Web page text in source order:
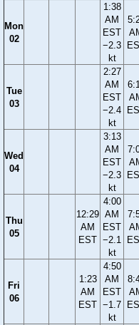
Mon
02
1:38
AM
EST
−2.3
kt
Tue
03
2:27
AM
EST
−2.4
kt
Wed
04
3:13
AM
EST
−2.3
kt
Thu
05
12:29
AM
EST
4:00
AM
EST
−2.1
kt
Fri
06
1:23
AM
EST
4:50
AM
EST
−1.7
kt